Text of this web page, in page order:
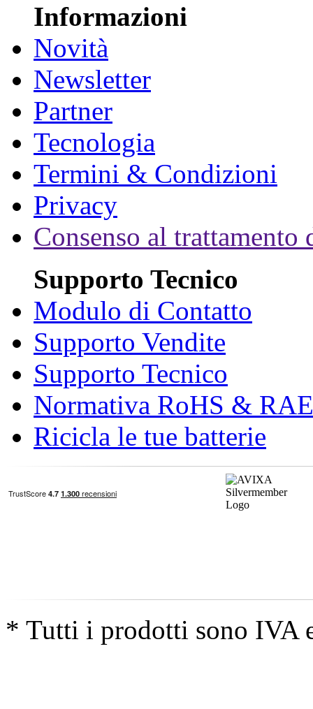
Informazioni
Novità
Newsletter
Partner
Tecnologia
Termini & Condizioni
Privacy
Consenso al trattamento
Supporto Tecnico
Modulo di Contatto
Supporto Vendite
Supporto Tecnico
Normativa RoHS &
Ricicla le tue batterie
* Tutti i prodotti sono IVA